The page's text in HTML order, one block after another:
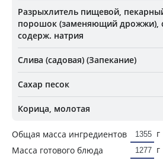
Разрыхлитель пищевой,
порошок (заменяющий дрожжи),
содерж. натрия
Слива (садовая) (Запекание)
Сахар песок
Корица, молотая
Общая масса ингредиентов
г
Масса готового блюда
г